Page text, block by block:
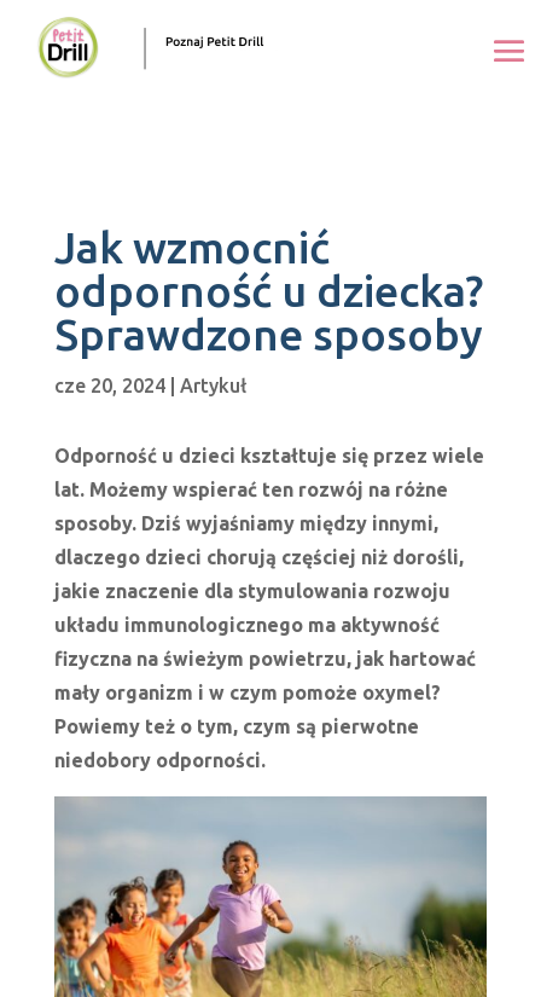
Jak wzmocnić
odporność u dziecka?
Sprawdzone sposoby
cze 20, 2024| Artykuł
Odporność u dzieci kształtuje się przez wiele
lat. Możemy wspierać ten rozwój na różne
sposoby. Dziś wyjaśniamy między innymi,
dlaczego dzieci chorują częściej niż dorośli,
jakie znaczenie dla stymulowania rozwoju
układu immunologicznego ma aktywność
fizyczna na świeżym powietrzu, jak hartować
mały organizm i w czym pomoże oxymel?
Powiemy też o tym, czym są pierwotne
niedobory odporności.